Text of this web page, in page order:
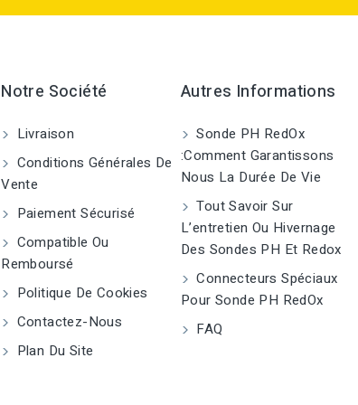
Notre Société
Livraison
Conditions Générales De
Vente
Paiement Sécurisé
Compatible Ou
Remboursé
Politique De Cookies
Contactez-Nous
Plan Du Site
Autres Informations
Sonde PH RedOx
:Comment Garantissons
Nous La Durée De Vie
Tout Savoir Sur
L’entretien Ou Hivernage
Des Sondes PH Et Redox
Connecteurs Spéciaux
Pour Sonde PH RedOx
FAQ